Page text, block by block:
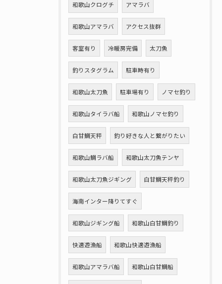
和歌山クログチ アマラバ
和歌山アマラバ アクセス抜群
客室有り 冷暖房完備 太刀魚
釣りスタグラム 駐車時有り
和歌山太刀魚 駐車場有り ノマセ釣り
和歌山タイラバ船 和歌山ノマセ釣り
白甘鯛天秤 釣り好きな人と繋がりたい
和歌山鯛ラバ船 和歌山太刀魚テンヤ
和歌山太刀魚ジギング 白甘鯛天秤釣り
海南インター降りてすぐ
和歌山ジギング船 和歌山白甘鯛釣り
快適遊漁船 和歌山快適遊漁船
和歌山アマラバ船 和歌山白甘鯛船